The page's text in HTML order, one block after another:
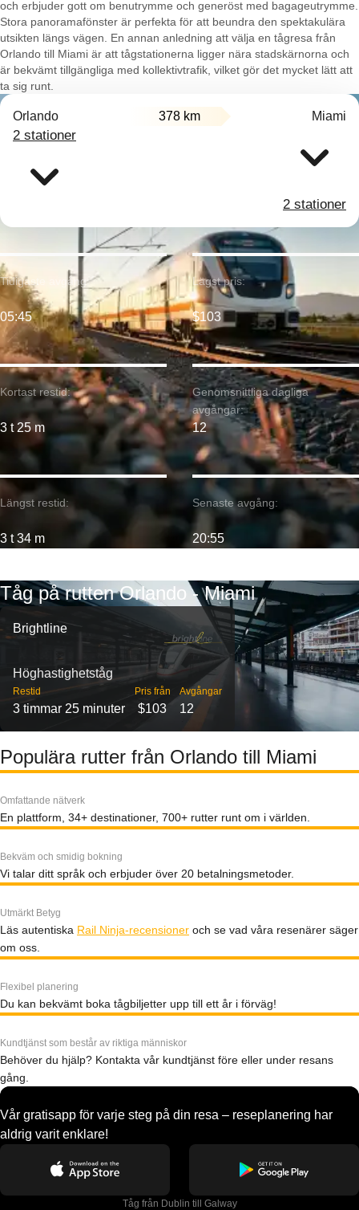
och erbjuder gott om benutrymme och generöst med bagageutrymme.
Stora panoramafönster är perfekta för att beundra den spektakulära
utsikten längs vägen. En annan anledning att välja en tågresa från
Orlando till Miami är att tågstationerna ligger nära stadskärnorna och
är bekvämt tillgängliga med kollektivtrafik, vilket gör det mycket lätt att
ta sig runt.
Orlando 378 km Miami
2 stationer
2 stationer
Kortast restid:
3 t 25 m
Tidigaste avgång:
05:45
Längst restid:
3 t 34 m
Lägst pris:
$103
Genomsnittliga dagliga
avgångar:
12
Senaste avgång:
20:55
Tåg på rutten Orlando - Miami
Brightline
Höghastighetståg
Restid
3 timmar 25 minuter
Pris från
$103
Avgångar
12
Populära rutter från Orlando till Miami
Omfattande nätverk
En plattform, 34+ destinationer, 700+ rutter runt om i världen.
Bekväm och smidig bokning
Vi talar ditt språk och erbjuder över 20 betalningsmetoder.
Utmärkt Betyg
Läs autentiska Rail Ninja-recensioner och se vad våra resenärer säger
om oss.
Flexibel planering
Du kan bekvämt boka tågbiljetter upp till ett år i förväg!
Kundtjänst som består av riktiga människor
Behöver du hjälp? Kontakta vår kundtjänst före eller under resans
gång.
Vår gratisapp för varje steg på din resa – reseplanering har
aldrig varit enklare!
Tåg från Dublin till Galway